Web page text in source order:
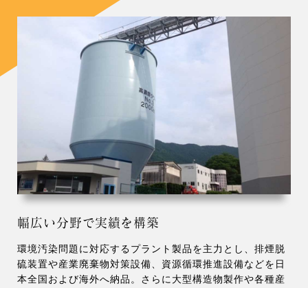
幅広い分野で実績を構築
環境汚染問題に対応するプラント製品を主力とし、排煙脱
硫装置や産業廃棄物対策設備、資源循環推進設備などを日
本全国および海外へ納品。さらに大型構造物製作や各種産